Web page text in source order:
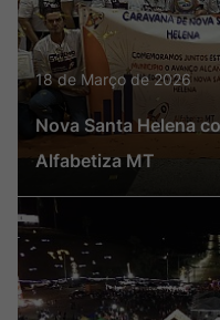
18 de Março de 2026
Nova Santa Helena
Alfabetiza MT